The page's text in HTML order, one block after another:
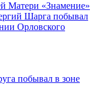
Матери «Знамение»
Шарга побывал
Орловского